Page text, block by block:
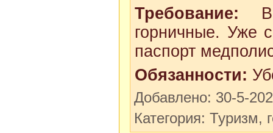
Требование: В
горничные. Уже
паспорт
Обязанности:
Добавлено: 30-5-
Категория: Туризм,